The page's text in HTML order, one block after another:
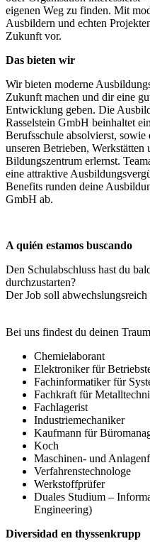
eigenen Weg zu finden. Mit
Ausbildern und echten
Zukunft vor.
Das bieten wir
Wir bieten moderne
Zukunft machen und dir eine
Entwicklung geben. Die
Rasselstein GmbH beinhaltet
Berufsschule absolvierst,
unseren Betrieben, Werkstätten
Bildungszentrum erlernst.
eine attraktive
Benefits runden deine
GmbH ab.
A quién estamos buscando
Den Schulabschluss hast du
durchzustarten?
Der Job soll
Bei uns findest du deinen
Chemielaborant
Elektroniker für
Fachinformatiker für
Fachkraft für
Fachlagerist
Industriemechaniker
Kaufmann für
Koch
Maschinen- und
Verfahrenstechnologe
Werkstoffprüfer
Duales Studium –
Engineering)
Diversidad en thyssenkrupp